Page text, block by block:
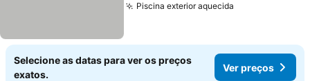
Piscina exterior aquecida
Selecione as datas para ver os preços
exatos.
Ver preços